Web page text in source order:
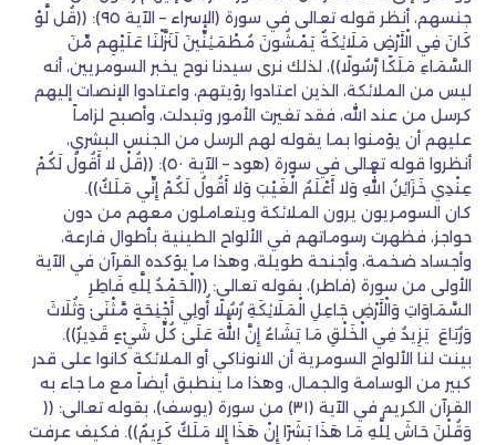
جنسهم، أنظر قوله تعالى في سورة (الإسراء – الآية ٩٥): ((قُل لَّوْ
كَانَ فِي الْأَرْضِ مَلَائِكَةٌ يَمْشُونَ مُطْمَئِنِّينَ لَنَزَّلْنَا عَلَيْهِم مِّنَ
السَّمَاءِ مَلَكًا رَّسُولًا))، لذلك نرى سيدنا نوح يخبر السومريين، أنه
ليس من الملائكة، الذين اعتادوا رؤيتهم، واعتادوا الإنصات إليهم
كرسل من عند الله، فقد تغيرت الأمور وتبدلت، وأصبح لزاماً
عليهم أن يؤمنوا بما يقوله لهم الرسل من الجنس البشري،
أنظروا قوله تعالى في سورة (هود – الآية ٥٠): ((قُلْ لا أَقُولُ لَكُمْ
عِنْدِي خَزَائِنُ اللَّهِ وَلا أَعْلَمُ الْغَيْبَ وَلا أَقُولُ لَكُمْ إِنِّي مَلَكٌ)).
كان السومريون يرون الملائكة ويتعاملون معهم من دون
حواجز، فظهرت رسوماتهم في الألواح الطينية بأطوال فارعة،
وأجساد ضخمة، وأجنحة طويلة، وهذا ما يؤكده القرآن في الآية
الأولى من سورة (فاطر)، بقوله تعالى: ((الْحَمْدُ لِلَّهِ فَاطِرِ
السَّمَاوَاتِ وَالْأَرْضِ جَاعِلِ الْمَلَائِكَةِ رُسُلًا أُولِي أَجْنِحَةٍ مَّثْنَىٰ وَثُلَاثَ
وَرُبَاعَ يَزِيدُ فِي الْخَلْقِ مَا يَشَاءُ إِنَّ اللَّهَ عَلَىٰ كُلِّ شَيْءٍ قَدِيرٌ)).
بينت لنا الألواح السومرية أن الانوناكي أو الملائكة كانوا على قدر
كبير من الوسامة والجمال، وهذا ما ينطبق أيضاً مع ما جاء به
القرآن الكريم في الآية (٣١) من سورة (يوسف)، بقوله تعالى: ((
وَقُلْنَ حَاشَ لِلَّهِ مَا هَذَا بَشَرًا إِنْ هَذَا إِلا مَلَكٌ كَرِيمٌ)). فكيف عرفت